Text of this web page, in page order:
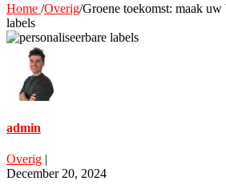
Home /Overig/Groene toekomst: maak
labels
admin
Overig |
December 20, 2024